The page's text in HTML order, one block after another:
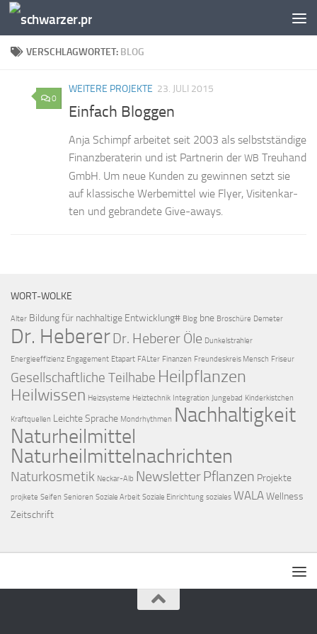
Zum Inhalt springen
VERSCHLAGWORTET: BLOG
0
WEITERE PROJEKTE 23. JULI 2015
Einfach Bloggen
Anja Schimpf ar­bei­tet seit 2003 als selbst­stän­di­ge
Fi­nanz­be­ra­te­rin und ist Part­ne­rin der WB Treu­hand
GmbH. Um neue Kun­den zu ge­win­nen setzt sie
auf klas­si­sche Wer­be­mit­tel wie Fly­er, Vi­si­ten­kar­
ten und ge­bran­de­te Give-aways.
WORT-WOLKE
Alter Bildung für nachhaltige Entwicklung# Blog bne Broschüre Demeter
Dr. HebererDr. Heberer Öle Dunkelstrahler
Energieeffizienz Engagement Etapart FALter Finanzen Freundeskreis Mensch Friseur
Gesellschaftliche Teilhabe Heilpflanzen
Heilwissen Heizsysteme Heiztechnik Integration Jungebad Kinderkistchen
Kraftquellen Leichte Sprache Mondrhythmen Nachhaltigkeit
Naturheilmittel
Naturheilmittelnachrichten
Naturkosmetik Neckar-Alb NewsletterPflanzen Projekte
projkete Seifen Senioren Soziale Arbeit Soziale Einrichtung soziales WALAWellness
Zeitschrift